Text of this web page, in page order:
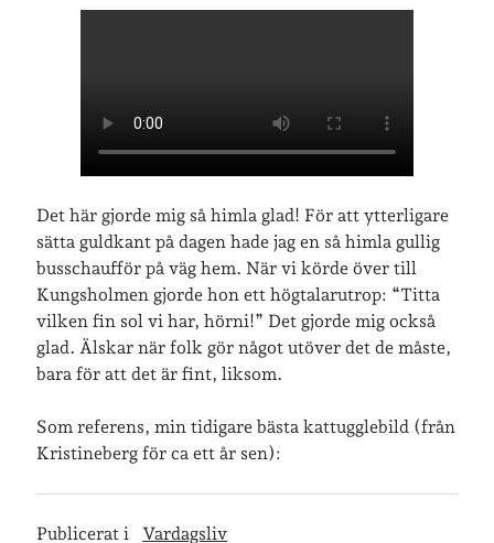
Det här gjorde mig så himla glad! För att ytterligare
sätta guldkant på dagen hade jag en så himla gullig
busschaufför på väg hem. När vi körde över till
Kungsholmen gjorde hon ett högtalarutrop: “Titta
vilken fin sol vi har, hörni!” Det gjorde mig också
glad. Älskar när folk gör något utöver det de måste,
bara för att det är fint, liksom.
Som referens, min tidigare bästa kattugglebild (från
Kristineberg för ca ett år sen):
Publicerat i Vardagsliv